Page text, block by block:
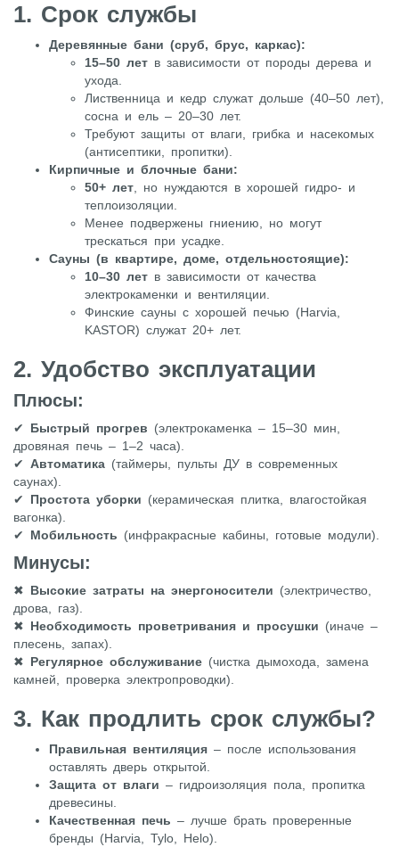
1. Срок службы
Деревянные бани (сруб, брус, каркас):
15–50 лет в зависимости от породы дерева и
ухода.
Лиственница и кедр служат дольше (40–50 лет),
сосна и ель – 20–30 лет.
Требуют защиты от влаги, грибка и насекомых
(антисептики, пропитки).
Кирпичные и блочные бани:
50+ лет , но нуждаются в хорошей гидро- и
теплоизоляции.
Менее подвержены гниению, но могут
трескаться при усадке.
Сауны (в квартире, доме, отдельностоящие):
10–30 лет в зависимости от качества
электрокаменки и вентиляции.
Финские сауны с хорошей печью (Harvia,
KASTOR) служат 20+ лет.
2. Удобство эксплуатации
Плюсы:
✔ Быстрый прогрев (электрокаменка – 15–30 мин,
дровяная печь – 1–2 часа).
✔ Автоматика (таймеры, пульты ДУ в современных
саунах).
✔ Простота уборки (керамическая плитка, влагостойкая
вагонка).
✔ Мобильность (инфракрасные кабины, готовые модули).
Минусы:
✖ Высокие затраты на энергоносители (электричество,
дрова, газ).
✖ Необходимость проветривания и просушки (иначе –
плесень, запах).
✖ Регулярное обслуживание (чистка дымохода, замена
камней, проверка электропроводки).
3. Как продлить срок службы?
Правильная вентиляция – после использования
оставлять дверь открытой.
Защита от влаги – гидроизоляция пола, пропитка
древесины.
Качественная печь – лучше брать проверенные
бренды (Harvia, Tylo, Helo).